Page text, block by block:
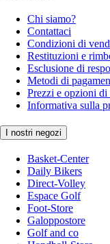
Chi siamo?
Contattaci
Condizioni di
Restituzioni e
Esclusione di
Metodi di
Prezzi e opzioni di
Informativa sulla
I nostri negozi
Basket-Center
Daily Bikers
Direct-Volley
Espace Golf
Foot-Store
Galoppostore
Golf and co